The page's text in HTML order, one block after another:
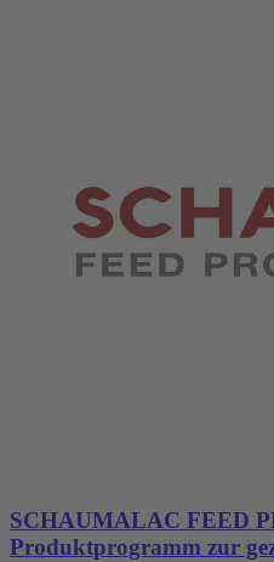
SCHAUMALAC FEED
Produktprogramm zur